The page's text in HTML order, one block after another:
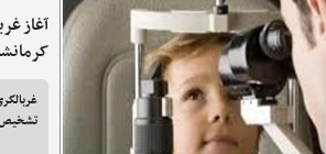
بریل در جهان
تشخیص